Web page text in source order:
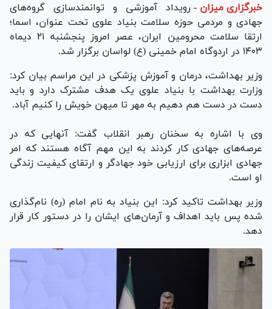
خبرگزاری میزان - رویداد آموزشی و توانمندسازی گروه‌های
جهادی و مردمی حوزه سلامت بنیاد علوی تحت عنوان، اسما؛
ارتقا سلامت محرومین ایران، عصر امروز پنجشنبه ۲۱ دیماه
۱۴۰۳ در اردوگاه امام خمینی (ع) لواسان برگزار شد.
وزیر بهداشت، درمان و آموزش پزشکی در این مراسم بیان کرد:
وزارت بهداشت با بنیاد علوی یک هدف مشترک دارد و باید
دست در دست هم دهیم به مهر تا میهن خویش را کنیم آباد.
وی با اشاره به سخنان رهبر انقلاب گفت: آنهایی که در
عرصه‌های جهادی کار کردند به این مهم آگاه هستند که امر
جهادی ابزاری برای ارزیابی خود جهادگر و ارتقای کیفیت زندگی
او است.
وزیر بهداشت تاکید کرد: این بنیاد به نام امام (ره) نام‌گذاری
شده پس باید اهداف و آرمان‌های ایشان را در دستور کار قرار
دهد.